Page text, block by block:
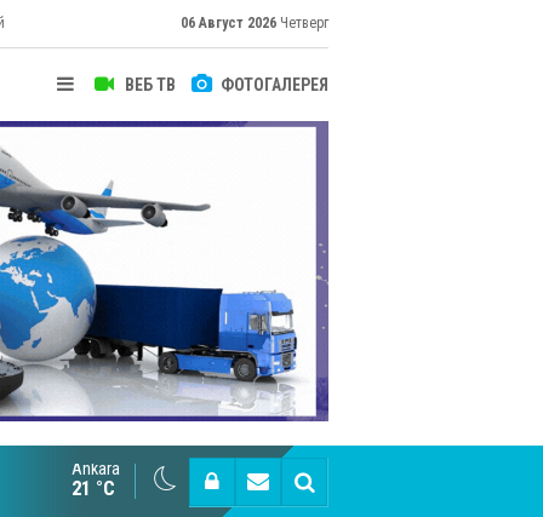
06 Август 2026 Четверг
ВЕБ ТВ ФОТОГАЛЕРЕЯ
Великий Шёлковый путь объединяет таланты в
Ankara
21 °C